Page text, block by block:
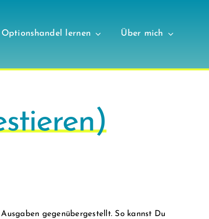
Optionshandel lernen Über mich
gegenübergestellt. So kannst Du